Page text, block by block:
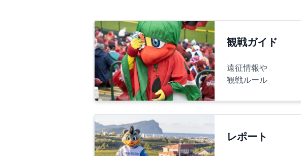
観戦ガイド
遠征情報や
観戦ルール
レポート